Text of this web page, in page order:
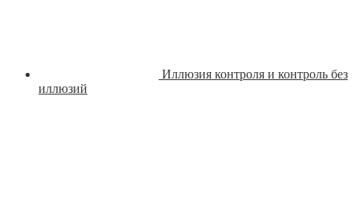
Иллюзия контроля и контроль без
иллюзий